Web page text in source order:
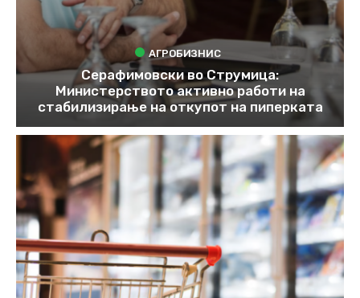
АГРОБИЗНИС
Серафимовски во Струмица:
Министерството активно работи на
стабилизирање на откупот на пиперката